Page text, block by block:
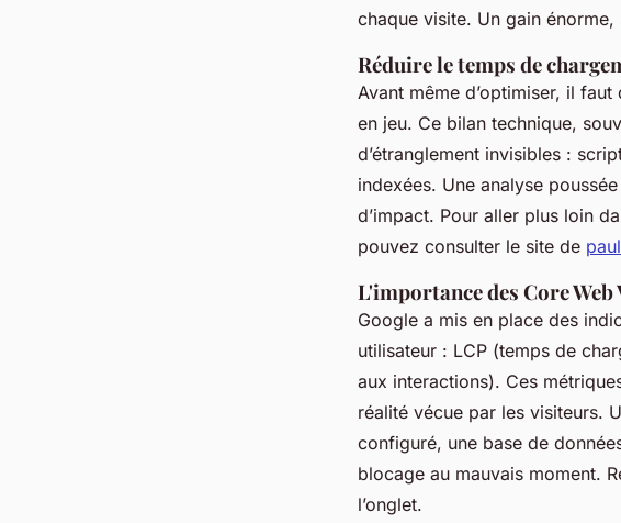
chaque visite. Un gain
Réduire le temps de
Avant même d’optimiser, il faut
en jeu. Ce bilan technique,
d’étranglement invisibles :
indexées. Une analyse
d’impact. Pour aller plus loin
pouvez consulter le site de
L'importance des Core Web
Google a mis en place des
utilisateur : LCP (temps de
aux interactions). Ces
réalité vécue par les visiteurs.
configuré, une base de
blocage au mauvais moment.
l’onglet.